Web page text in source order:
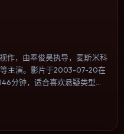
作，由奉俊昊执导，麦斯·米科
等主演。影片于2003-07-20在
分钟，适合喜欢悬疑类型、
观影或类型片补片的选择。